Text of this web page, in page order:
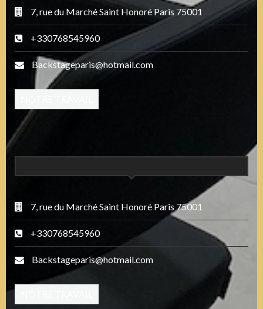
7, rue du Marché Saint Honoré Paris 75001
+330768545960
Backstageparis@hotmail.com
7, rue du Marché Saint Honoré Paris 75001
+330768545960
Backstageparis@hotmail.com